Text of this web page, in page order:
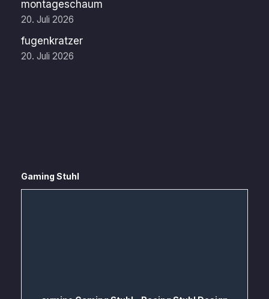
montageschaum
20. Juli 2026
fugenkratzer
20. Juli 2026
Gaming Stuhl